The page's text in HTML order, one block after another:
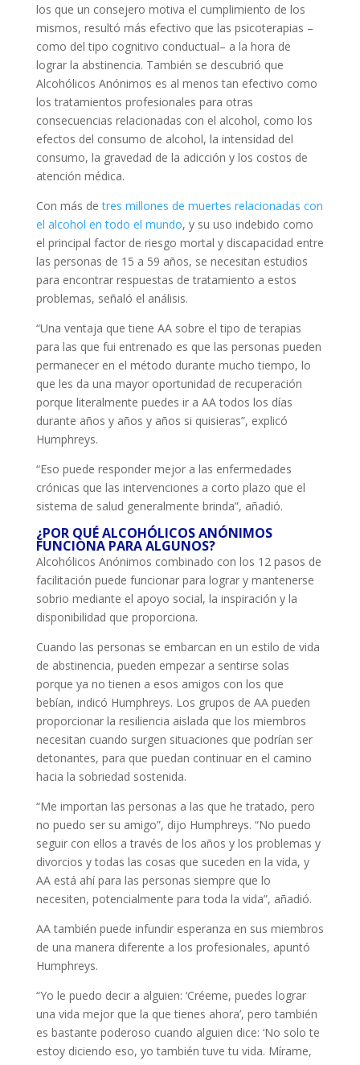
los que un consejero motiva el cumplimiento de los
mismos, resultó más efectivo que las psicoterapias –
como del tipo cognitivo conductual– a la hora de
lograr la abstinencia. También se descubrió que
Alcohólicos Anónimos es al menos tan efectivo como
los tratamientos profesionales para otras
consecuencias relacionadas con el alcohol, como los
efectos del consumo de alcohol, la intensidad del
consumo, la gravedad de la adicción y los costos de
atención médica.
Con más detres millones de muertes relacionadas con
el alcohol en todo el mundo, y su uso indebido como
el principal factor de riesgo mortal y discapacidad entre
las personas de 15 a 59 años, se necesitan estudios
para encontrar respuestas de tratamiento a estos
problemas, señaló el análisis.
“Una ventaja que tiene AA sobre el tipo de terapias
para las que fui entrenado es que las personas pueden
permanecer en el método durante mucho tiempo, lo
que les da una mayor oportunidad de recuperación
porque literalmente puedes ir a AA todos los días
durante años y años y años si quisieras”, explicó
Humphreys.
“Eso puede responder mejor a las enfermedades
crónicas que las intervenciones a corto plazo que el
sistema de salud generalmente brinda”, añadió.
¿POR QUÉ ALCOHÓLICOS ANÓNIMOS
FUNCIONA PARA ALGUNOS?
Alcohólicos Anónimos combinado con los 12 pasos de
facilitación puede funcionar para lograr y mantenerse
sobrio mediante el apoyo social, la inspiración y la
disponibilidad que proporciona.
Cuando las personas se embarcan en un estilo de vida
de abstinencia, pueden empezar a sentirse solas
porque ya no tienen a esos amigos con los que
bebían, indicó Humphreys. Los grupos de AA pueden
proporcionar la resiliencia aislada que los miembros
necesitan cuando surgen situaciones que podrían ser
detonantes, para que puedan continuar en el camino
hacia la sobriedad sostenida.
“Me importan las personas a las que he tratado, pero
no puedo ser su amigo”, dijo Humphreys. “No puedo
seguir con ellos a través de los años y los problemas y
divorcios y todas las cosas que suceden en la vida, y
AA está ahí para las personas siempre que lo
necesiten, potencialmente para toda la vida”, añadió.
AA también puede infundir esperanza en sus miembros
de una manera diferente a los profesionales, apuntó
Humphreys.
“Yo le puedo decir a alguien: ‘Créeme, puedes lograr
una vida mejor que la que tienes ahora’, pero también
es bastante poderoso cuando alguien dice: ‘No solo te
estoy diciendo eso, yo también tuve tu vida. Mírame,